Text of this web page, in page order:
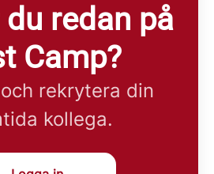
redan på
Camp?
rekrytera din
kollega.